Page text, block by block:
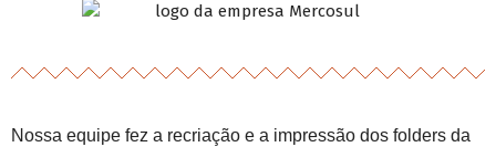
Nossa equipe fez a recriação e a impressão dos folders da